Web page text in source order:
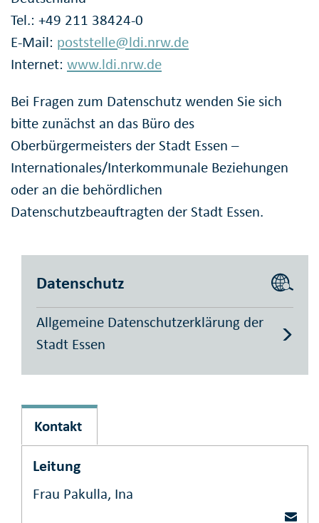
Tel.: +49 211 38424-0
E-Mail: poststelle@ldi.nrw.de
Internet: www.ldi.nrw.de
Bei Fragen zum Datenschutz wenden Sie sich
bitte zunächst an das Büro des
Oberbürgermeisters der Stadt Essen –
Internationales/Interkommunale Beziehungen
oder an die behördlichen
Datenschutzbeauftragten der Stadt Essen.
Datenschutz
Allgemeine Datenschutzerklärung der
Stadt Essen
Kontakt
Leitung
Frau Pakulla, Ina